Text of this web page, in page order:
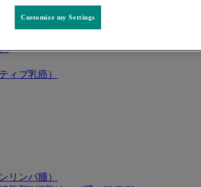
ィブ乳癌）
リンパ腫）
Customize my Settings